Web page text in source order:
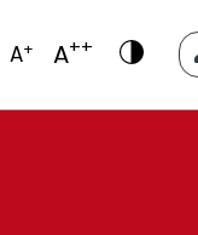
A+ A++